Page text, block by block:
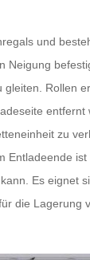
und
Neigung
Rollen
zu
Entladeende
Es eignet
die Lagerung